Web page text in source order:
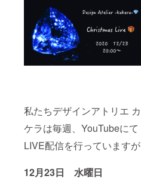
私たちデザインアトリエ カ
ケラは毎週、YouTubeにて
LIVE配信を行っていますが
12月23日 水曜日